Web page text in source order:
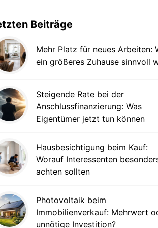
Beiträge
Mehr Platz für neues Arbeiten:
ein größeres Zuhause sinnvoll
Steigende Rate bei der
Anschlussfinanzierung: Was
Eigentümer jetzt tun können
Hausbesichtigung beim Kauf:
Worauf Interessenten
achten sollten
Photovoltaik beim
Immobilienverkauf: Mehrwert
unnötige Investition?